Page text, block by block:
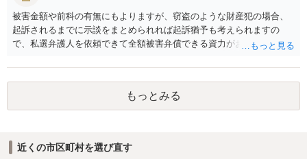
被害金額や前科の有無にもよりますが、窃盗のような財産犯の場合、
起訴されるまでに示談をまとめられれば起訴猶予も考えられますの
で、私選弁護人を依頼できて全額被害弁償できる資力がお有りなので
めいたします。起訴されてしまうと前科はついてしまう可能性が極め
て高いので、被害金額はさほど大きくなく初犯で起訴猶予の可能性が
あり得る事案なのであれば、起訴までの弁護活動が極めて重要です。
もちろん国選弁護人であってもできるかぎり最善を尽くす弁護士が大
り、示談をまとめられる可能性が高くなる傾向は否定できないように
もっとみる
近くの市区町村を選び直す